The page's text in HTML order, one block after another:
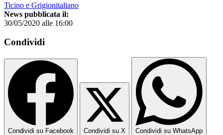
Ticino e Grigionitaliano
News pubblicata il:
30/05/2020 alle 16:00
Condividi
Condividi su Facebook Condividi su X Condividi su WhatsApp